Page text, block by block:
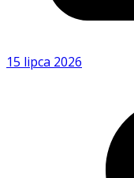
15 lipca 2026